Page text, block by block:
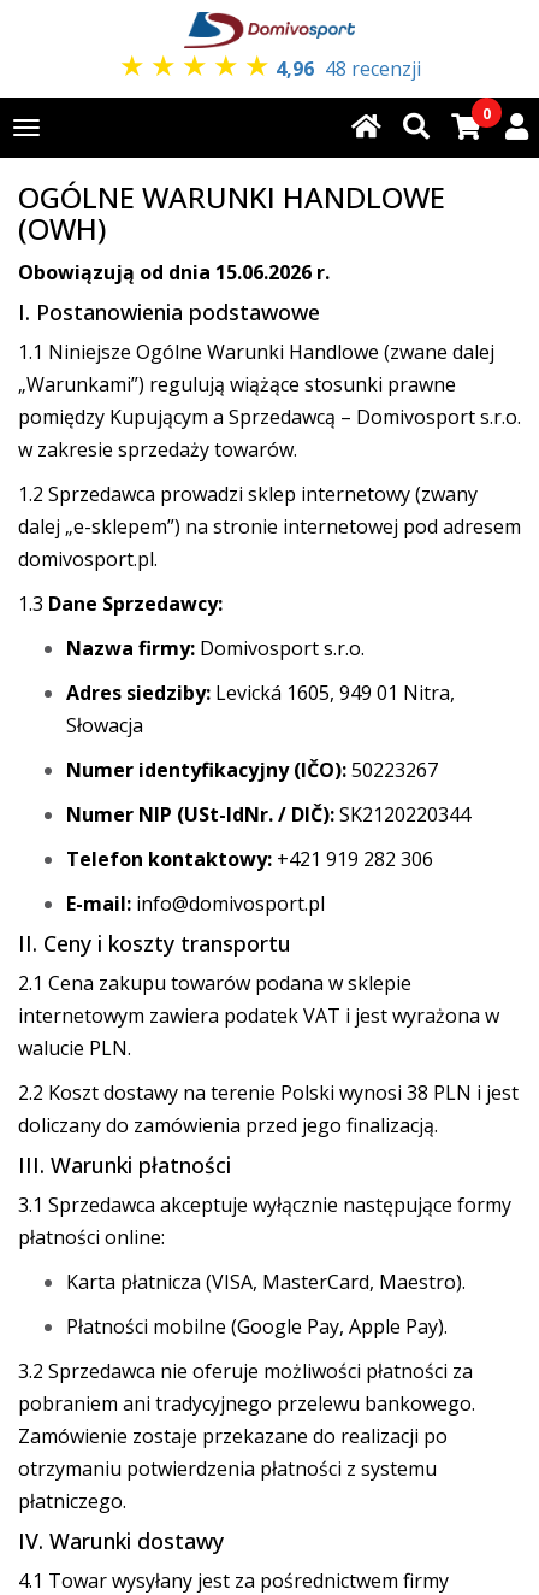
★ ★ ★ ★ ★ 4,96 48 recenzji
Toggle
navigation
0
OGÓLNE WARUNKI HANDLOWE
(OWH)
Obowiązują od dnia 15.06.2026 r.
I. Postanowienia podstawowe
1.1 Niniejsze Ogólne Warunki Handlowe (zwane dalej
„Warunkami”) regulują wiążące stosunki prawne
pomiędzy Kupującym a Sprzedawcą – Domivosport s.r.o.
w zakresie sprzedaży towarów.
1.2 Sprzedawca prowadzi sklep internetowy (zwany
dalej „e-sklepem”) na stronie internetowej pod adresem
domivosport.pl.
1.3 Dane Sprzedawcy:
Nazwa firmy: Domivosport s.r.o.
Adres siedziby: Levická 1605, 949 01 Nitra,
Słowacja
Numer identyfikacyjny (IČO):50223267
Numer NIP (USt-IdNr. / DIČ):SK2120220344
Telefon kontaktowy: +421 919 282 306
E-mail: info@domivosport.pl
II. Ceny i koszty transportu
2.1 Cena zakupu towarów podana w sklepie
internetowym zawiera podatek VAT i jest wyrażona w
walucie PLN.
2.2 Koszt dostawy na terenie Polski wynosi 38 PLN i jest
doliczany do zamówienia przed jego finalizacją.
III. Warunki płatności
3.1 Sprzedawca akceptuje wyłącznie następujące formy
płatności online:
Karta płatnicza (VISA, MasterCard, Maestro).
Płatności mobilne (Google Pay, Apple Pay).
3.2 Sprzedawca nie oferuje możliwości płatności za
pobraniem ani tradycyjnego przelewu bankowego.
Zamówienie zostaje przekazane do realizacji po
otrzymaniu potwierdzenia płatności z systemu
płatniczego.
IV. Warunki dostawy
4.1 Towar wysyłany jest za pośrednictwem firmy